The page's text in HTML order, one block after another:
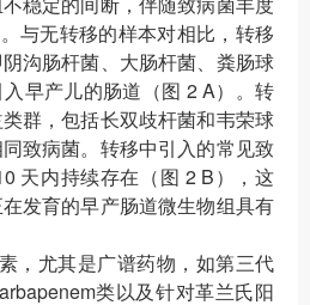
与无转移的样本对相比，转移
沟肠杆菌、大肠杆菌、粪肠球
早产儿的肠道（图 2 A）。转
群，包括长双歧杆菌和韦荣球
致病菌。转移中引入的常见致
天内持续存在（图 2 B），这
发育的早产肠道微生物组具有
，尤其是广谱药物，如第三代
类以及针对革兰氏阳